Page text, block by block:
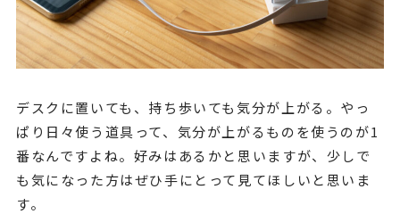
デスクに置いても、持ち歩いても気分が上がる。やっ
ぱり日々使う道具って、気分が上がるものを使うのが1
番なんですよね。好みはあるかと思いますが、少しで
も気になった方はぜひ手にとって見てほしいと思いま
す。